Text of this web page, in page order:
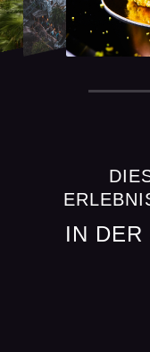
IN DER